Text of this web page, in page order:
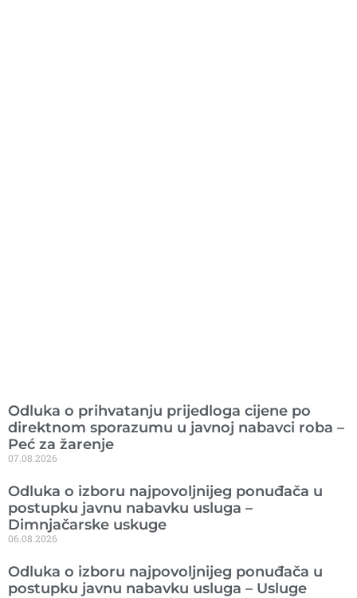
Odluka o prihvatanju prijedloga cijene po
direktnom sporazumu u javnoj nabavci roba –
Peć za žarenje
07.08.2026
Odluka o izboru najpovoljnijeg ponuđača u
postupku javnu nabavku usluga –
Dimnjačarske uskuge
06.08.2026
Odluka o izboru najpovoljnijeg ponuđača u
postupku javnu nabavku usluga – Usluge